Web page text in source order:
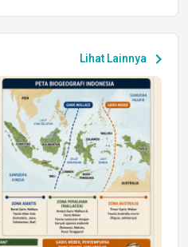
dan Magang
2026 22:30
Kalimantan Timur 2 Dukung
Samarinda dalam Astra
Future Leaders 2026
2026 19:01
Lihat Lainnya chevron_right